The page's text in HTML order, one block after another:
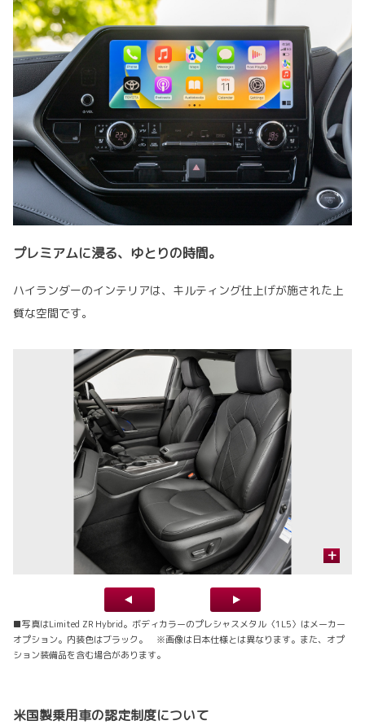
プレミアムに浸る、ゆとりの時間。
ハイランダーのインテリアは、キルティング仕上げが施された上
質な空間です。
+
■写真はLimited ZR Hybrid。ボディカラーのプレシャスメタル〈1L5〉はメーカー
オプション。内装色はブラック。 ※画像は日本仕様とは異なります。また、オプ
ション装備品を含む場合があります。
米国製乗用車の認定制度について